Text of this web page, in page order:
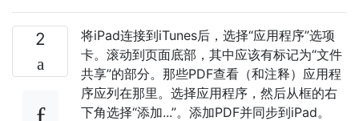
2
将iPad连接到iTunes后，选择“应用程序”选项
卡。滚动到页面底部，其中应该有标记为“文件
共享”的部分。那些PDF查看（和注释）应用程
序应列在那里。选择应用程序，然后从框的右
下角选择“添加...”。添加PDF并同步到iPad。